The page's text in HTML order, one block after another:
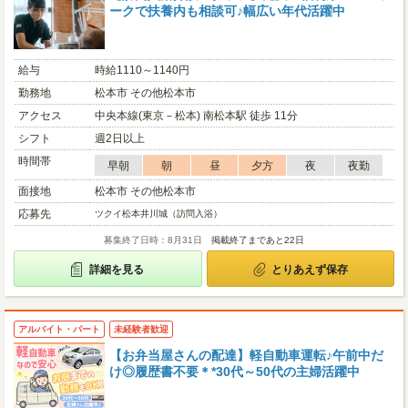
ークで扶養内も相談可♪幅広い年代活躍中
給与
時給1110～1140円
勤務地
松本市 その他松本市
アクセス
中央本線(東京－松本) 南松本駅 徒歩 11分
シフト
週2日以上
時間帯
早朝 朝 昼 夕方 夜
夜勤
面接地
松本市 その他松本市
応募先
ツクイ松本井川城（訪問入浴）
募集終了日時：8月31日 掲載終了まであと22日
詳細を見る とりあえず保存
アルバイト・パート 未経験者歓迎
【お弁当屋さんの配達】軽自動車運転♪午前中だ
け◎履歴書不要＊*30代～50代の主婦活躍中